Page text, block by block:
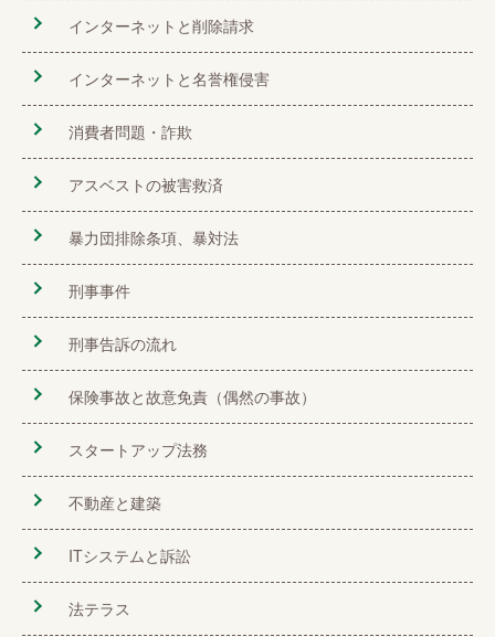
インターネットと削除請求
インターネットと名誉権侵害
消費者問題・詐欺
アスベストの被害救済
暴力団排除条項、暴対法
刑事事件
刑事告訴の流れ
保険事故と故意免責（偶然の事故）
スタートアップ法務
不動産と建築
ITシステムと訴訟
法テラス